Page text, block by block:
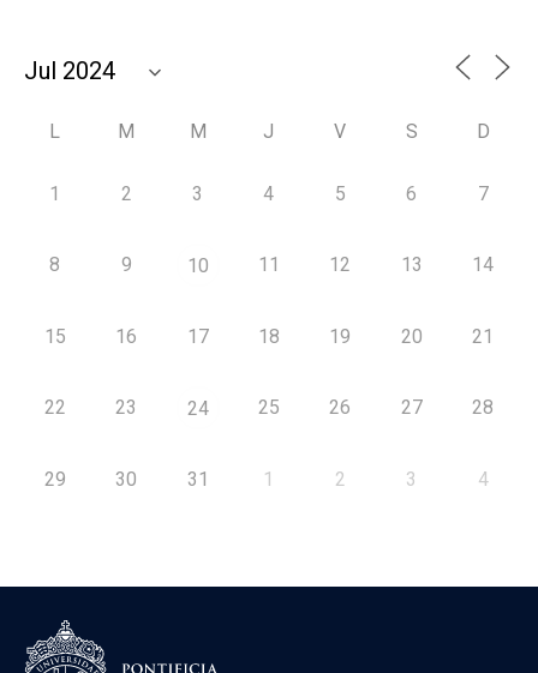
L M M J V S D
1 2 3 4 5 6 7
8 9 10 11 12 13 14
15 16 17 18 19 20 21
22 23 24 25 26 27 28
29 30 31 1 2 3 4